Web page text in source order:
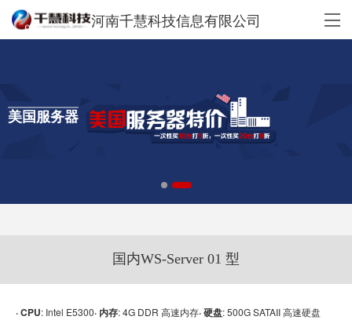
河南千慧科技信息有限公司
美国服务器
国内WS-Server 01 型
· CPU: Intel E5300· 内存: 4G DDR 高速内存· 硬盘: 500G SATAII 高速硬盘